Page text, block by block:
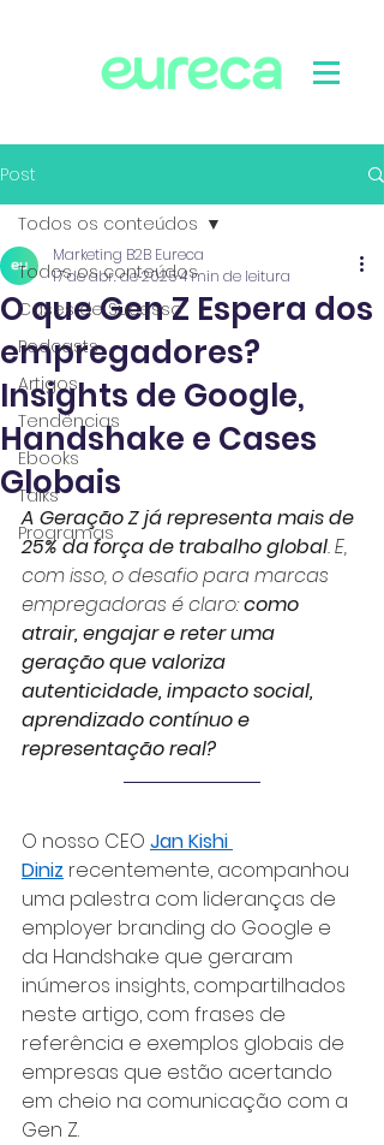
Post
Todos os conteúdos
Cases de Sucesso
Podcasts
Artigos
Tendências
Ebooks
Talks
Programas
Todos os conteúdos
O que Gen Z Espera dos
empregadores?
Insights de Google,
Handshake e Cases
Globais
Marketing B2B Eureca
17 de abr. de 20254 min de leitura
A Geração Z já representa mais de
25% da força de trabalho global. E,
com isso, o desafio para marcas
empregadoras é claro: como
atrair, engajar e reter uma
geração que valoriza
autenticidade, impacto social,
aprendizado contínuo e
representação real?
O nosso CEO Jan Kishi
Diniz recentemente, acompanhou
uma palestra com lideranças de
employer branding do Google e
da Handshake que geraram
inúmeros insights, compartilhados
neste artigo, com frases de
referência e exemplos globais de
empresas que estão acertando
em cheio na comunicação com a
Gen Z.